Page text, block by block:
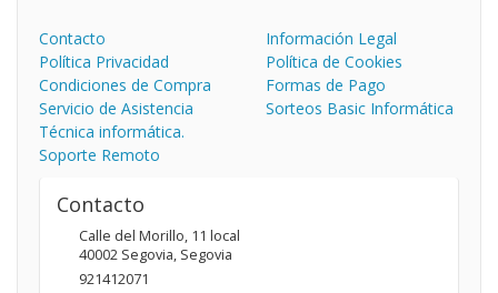
Contacto
Información Legal
Política Privacidad
Política de Cookies
Condiciones de Compra
Formas de Pago
Servicio de Asistencia
Técnica informática.
Soporte Remoto
Sorteos Basic Informática
Contacto
Calle del Morillo, 11 local
40002 Segovia, Segovia
921412071